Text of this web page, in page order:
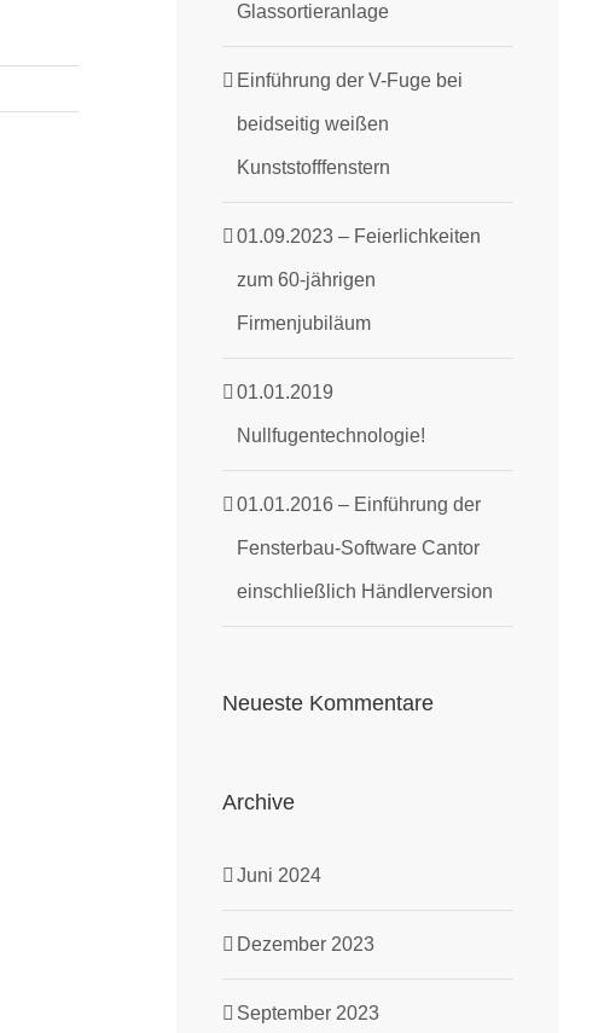
Glassortieranlage
Einführung der V-Fuge bei
beidseitig weißen
Kunststofffenstern
01.09.2023 – Feierlichkeiten
zum 60-jährigen
Firmenjubiläum
01.01.2019
Nullfugentechnologie!
01.01.2016 – Einführung der
Fensterbau-Software Cantor
einschließlich Händlerversion
Neueste Kommentare
Archive
Juni 2024
Dezember 2023
September 2023